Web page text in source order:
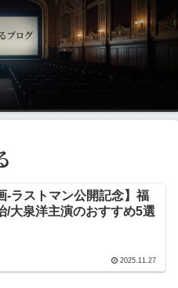
‐ラストマン公開記念】福
/大泉洋主演のおすすめ5選
2025.11.27